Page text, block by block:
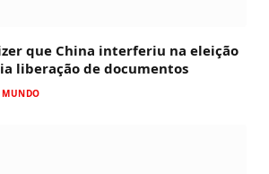
que China interferiu na eleição
liberação de documentos
MUNDO